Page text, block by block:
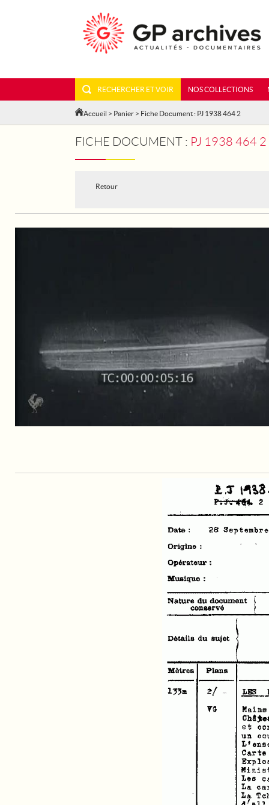
RECHERCHER ET VOIR NOS COLLECTIONS
Accueil > Panier > Fiche Document : PJ 1938 464 2
FICHE DOCUMENT : PJ 1938 464 2
Retour